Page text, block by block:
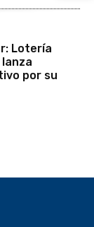
Lotería
lanza
por su